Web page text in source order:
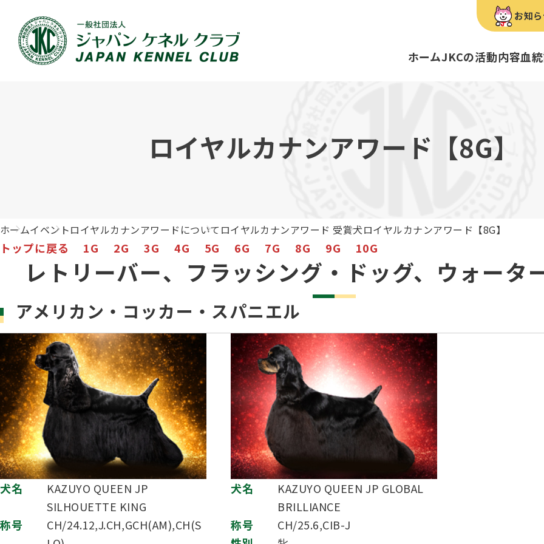
お知
ホームJKCの活動内容
JKCの歴史 ディスクロージ
ジャパンケネルクラブチャンネルYouTube
長寿犬表彰について 災害救助犬の育成 ジャックブログ
血
DNA登録 チャンピオンタ
遺伝子疾患について考えよう
股関節形成不
人工授精について
子犬を繁殖した方へ 〜 子犬の正式な名前のつけ
血統証明書・よ
Obtaining the JKC Certified Export Pedigree
チャンピオンについて(ドッグショー・競技会) ロイヤルカナンアワードについて JKCブリーディ
オビディエンス競技会
ドッグダンス トリミング競技会 ハンドリング競
ジュニアハンドラー
愛犬とのふれあい写真コンテストについて 愛犬とのふれあいの俳句について
訓練士 スチュワード
ロイヤルカナンアワード【8G】
ホームイベントロイヤルカナンアワードについて ロイヤルカナンアワード 受賞犬ロイヤルカナンアワード【8G】
トップに戻る 1G 2G 3G 4G 5G 6G 7G 8G 9G 10G
レトリーバー、フラッシング・ドッグ、ウォータ
アメリカン・コッカー・スパニエル
犬名
KAZUYO QUEEN JP
SILHOUETTE KING
称号
CH/24.12,J.CH,GCH(AM),CH(S
犬名
KAZUYO QUEEN JP GLOBAL
BRILLIANCE
称号
CH/25.6,CIB-J